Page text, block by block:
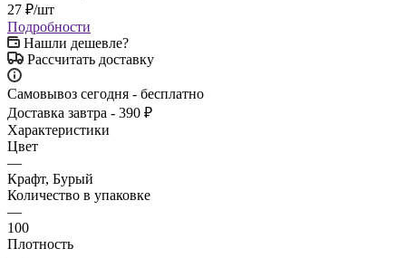
27 ₽/шт
Подробности
Нашли дешевле?
Рассчитать доставку
Самовывоз сегодня - бесплатно
Доставка завтра - 390 ₽
Характеристики
Цвет
—
Крафт, Бурый
Количество в упаковке
—
100
Плотность